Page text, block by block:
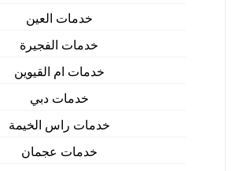
خدمات العين
خدمات الفجيرة
خدمات ام القيوين
خدمات دبي
خدمات راس الخيمة
خدمات عجمان